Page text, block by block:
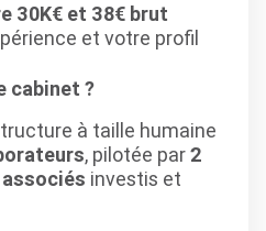
30K€ et 38€ brut
et votre profil
cabinet ?
à taille humaine
, pilotée par2
investis et